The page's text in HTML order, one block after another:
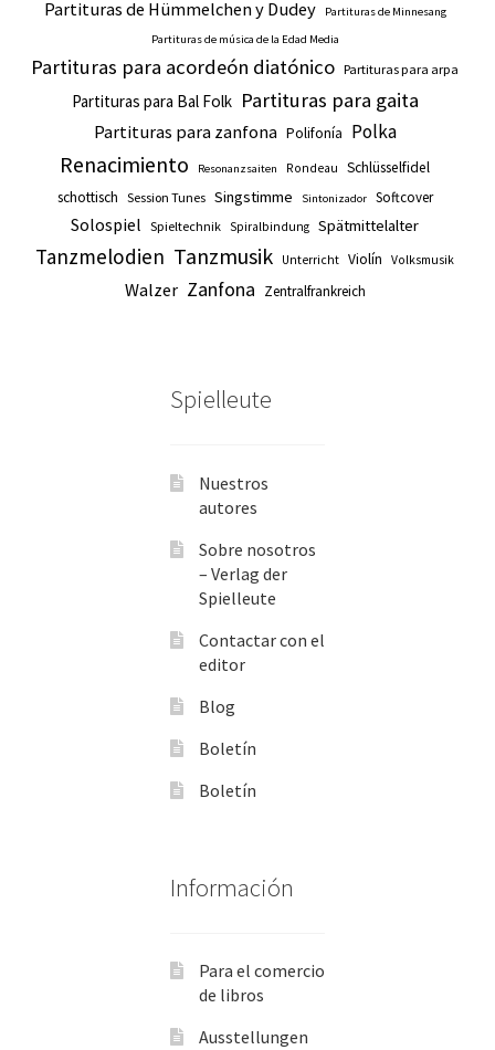
Partituras de Hümmelchen y Dudey
Partituras de Minnesang
Partituras de música de la Edad Media
Partituras para acordeón diatónico Partituras para arpa
Partituras para Bal Folk Partituras para gaita
Partituras para zanfona Polifonía Polka
Renacimiento Resonanzsaiten Rondeau
Schlüsselfidel
schottisch Session Tunes Singstimme Sintonizador Softcover
Solospiel Spieltechnik Spiralbindung Spätmittelalter
Tanzmelodien Tanzmusik Unterricht Violín Volksmusik
Walzer Zanfona Zentralfrankreich
Spielleute
Nuestros
autores
Sobre nosotros
– Verlag der
Spielleute
Contactar con el
editor
Blog
Boletín
Boletín
Información
Para el comercio
de libros
Ausstellungen